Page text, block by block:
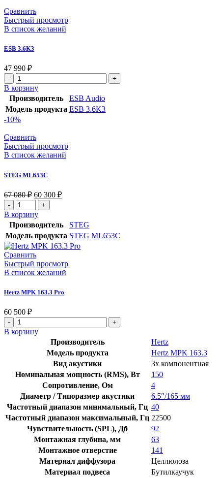
MKII
Сравнить
Быстрый просмотр
В список желаний
ESB 3.6K3
47 990 ₽
Количество
товара
ESB
3.6K3
В корзину
Производитель
ESB Audio
Модель продукта ESB 3.6K3
-10%
Сравнить
Быстрый просмотр
В список желаний
STEG ML653C
67 080₽ Первоначальная
цена
составляла
67
080 ₽.
60 300 ₽Текущая
300 ₽.
Количество
товара
STEG
ML653C
В корзину
Производитель
STEG
Модель продукта STEG ML653C
Сравнить
Быстрый просмотр
В список желаний
Hertz MPK 163.3 Pro
60 500 ₽
Количество
товара
Hertz
В корзину
Производитель
Hertz
Модель продукта
Hertz MPK 163.3
Вид акустики
3х компонентная
Номинальная мощность (RMS), Вт
150
Сопротивление, Ом
4
Диаметр / Типоразмер акустики
6.5″/165 мм
Частотный диапазон минимальный, Гц 40
Частотный диапазон максимальный, Гц 22500
Чувствительность (SPL), Дб
92
Монтажная глубина, мм
63
Монтажное отверстие
141
Материал диффузора
Целлюлоза
Материал подвеса
Бутилкаучук